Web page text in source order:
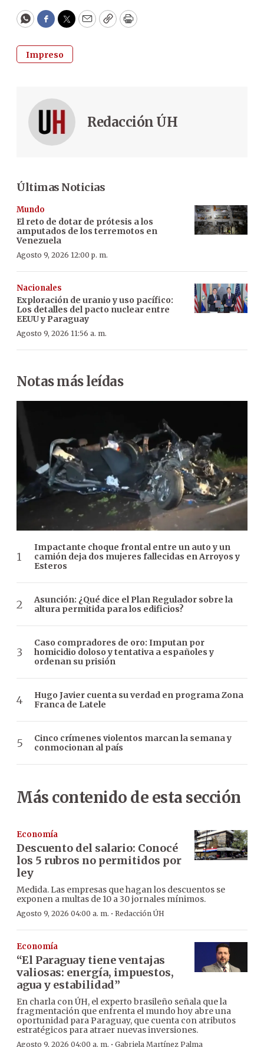
WhatsApp
Facebook
Twitter
EmailCopyPrint
Impreso
Redacción ÚH
Últimas Noticias
Mundo
El reto de dotar de prótesis a los
amputados de los terremotos en
Venezuela
Agosto 9, 2026 12:00 p. m.
Nacionales
Exploración de uranio y uso pacífico:
Los detalles del pacto nuclear entre
EEUU y Paraguay
Agosto 9, 2026 11:56 a. m.
Notas más leídas
Impactante choque frontal entre un auto y un
camión deja dos mujeres fallecidas en Arroyos y
Esteros
Asunción: ¿Qué dice el Plan Regulador sobre la
altura permitida para los edificios?
Caso compradores de oro: Imputan por
homicidio doloso y tentativa a españoles y
ordenan su prisión
Hugo Javier cuenta su verdad en programa Zona
Franca de Latele
Cinco crímenes violentos marcan la semana y
conmocionan al país
Más contenido de esta sección
Economía
Descuento del salario: Conocé
los 5 rubros no permitidos por
ley
Medida. Las empresas que hagan los descuentos se
exponen a multas de 10 a 30 jornales mínimos.
Agosto 9, 2026 04:00 a. m. · Redacción ÚH
Economía
“El Paraguay tiene ventajas
valiosas: energía, impuestos,
agua y estabilidad”
En charla con ÚH, el experto brasileño señala que la
fragmentación que enfrenta el mundo hoy abre una
oportunidad para Paraguay, que cuenta con atributos
estratégicos para atraer nuevas inversiones.
Agosto 9, 2026 04:00 a. m. Gabriela Martínez Palma